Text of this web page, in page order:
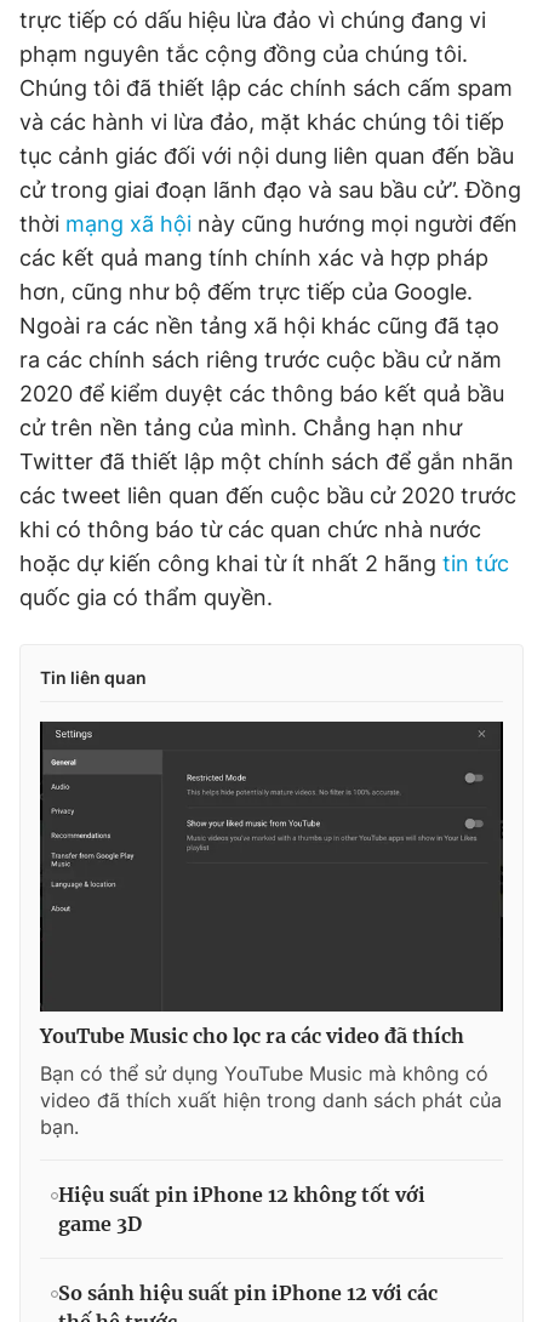
trực tiếp có dấu hiệu lừa đảo vì chúng đang vi
phạm nguyên tắc cộng đồng của chúng tôi.
Chúng tôi đã thiết lập các chính sách cấm spam
và các hành vi lừa đảo, mặt khác chúng tôi tiếp
tục cảnh giác đối với nội dung liên quan đến bầu
cử trong giai đoạn lãnh đạo và sau bầu cử”. Đồng
thời mạng xã hội này cũng hướng mọi người đến
các kết quả mang tính chính xác và hợp pháp
hơn, cũng như bộ đếm trực tiếp của Google.
Ngoài ra các nền tảng xã hội khác cũng đã tạo
ra các chính sách riêng trước cuộc bầu cử năm
2020 để kiểm duyệt các thông báo kết quả bầu
cử trên nền tảng của mình. Chẳng hạn như
Twitter đã thiết lập một chính sách để gắn nhãn
các tweet liên quan đến cuộc bầu cử 2020 trước
khi có thông báo từ các quan chức nhà nước
hoặc dự kiến công khai từ ít nhất 2 hãng tin tức
quốc gia có thẩm quyền.
Tin liên quan
YouTube Music cho lọc ra các video đã thích
Bạn có thể sử dụng YouTube Music mà không có
video đã thích xuất hiện trong danh sách phát của
bạn.
Hiệu suất pin iPhone 12 không tốt với
game 3D
So sánh hiệu suất pin iPhone 12 với các